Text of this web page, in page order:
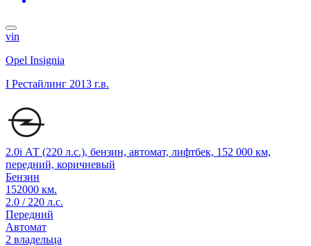
vin
Opel Insignia
I Рестайлинг 2013 г.в.
2.0i АТ (220 л.с.), бензин, автомат, лифтбек, 152 000 км,
передний, коричневый
Бензин
152000 км.
2.0 / 220 л.с.
Передний
Автомат
2 владельца